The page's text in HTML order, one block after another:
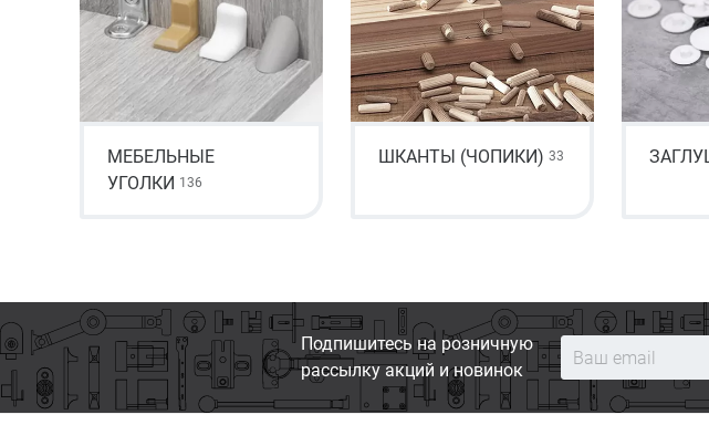
МЕБЕЛЬНЫЕ
УГОЛКИ 136
ШКАНТЫ (ЧОПИКИ) 33
Подпишитесь на розничную
рассылку акций и новинок